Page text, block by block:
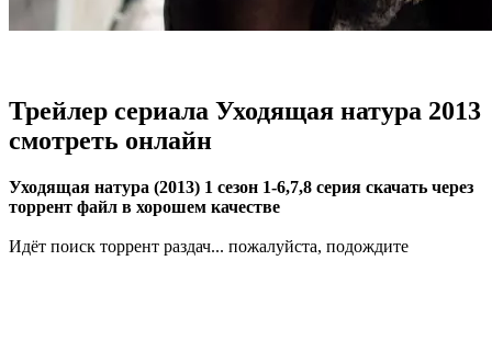
Трейлер сериала Уходящая натура 2013
смотреть онлайн
Уходящая натура (2013) 1 сезон 1-6,7,8 серия скачать через
торрент файл в хорошем качестве
Идёт поиск торрент раздач... пожалуйста, подождите